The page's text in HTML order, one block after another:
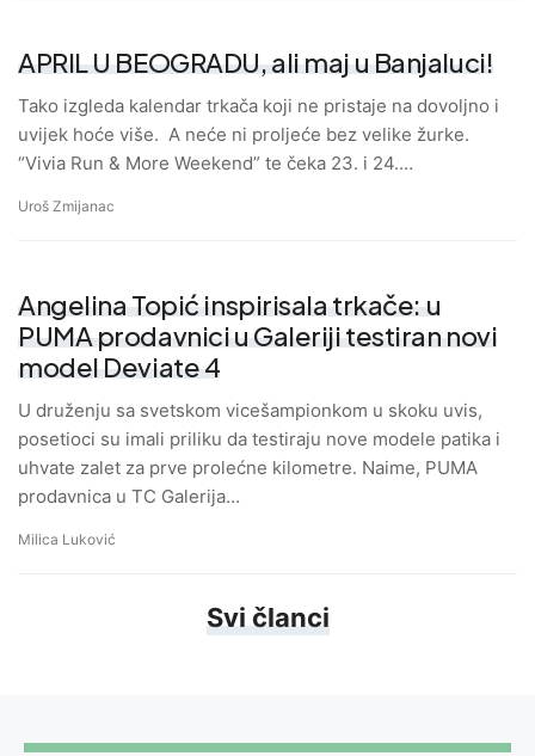
APRIL U BEOGRADU, ali maj u Banjaluci!
Tako izgleda kalendar trkača koji ne pristaje na dovoljno i
uvijek hoće više. A neće ni proljeće bez velike žurke.
“Vivia Run & More Weekend” te čeka 23. i 24.…
Uroš Zmijanac
Angelina Topić inspirisala trkače: u
PUMA prodavnici u Galeriji testiran novi
model Deviate 4
U druženju sa svetskom vicešampionkom u skoku uvis,
posetioci su imali priliku da testiraju nove modele patika i
uhvate zalet za prve prolećne kilometre. Naime, PUMA
prodavnica u TC Galerija…
Milica Luković
Svi članci